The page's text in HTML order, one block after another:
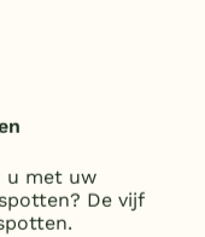
u met uw
De vijf